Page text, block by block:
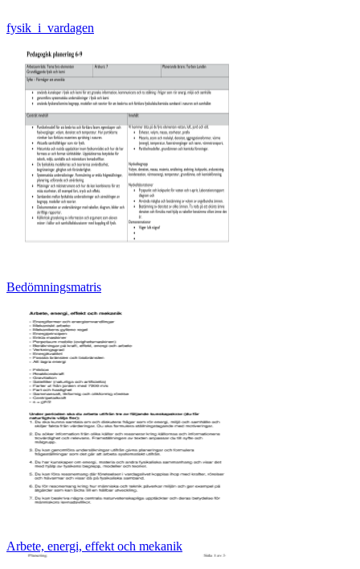
fysik_i_vardagen
Bedömningsmatris
Arbete, energi, effekt och mekanik